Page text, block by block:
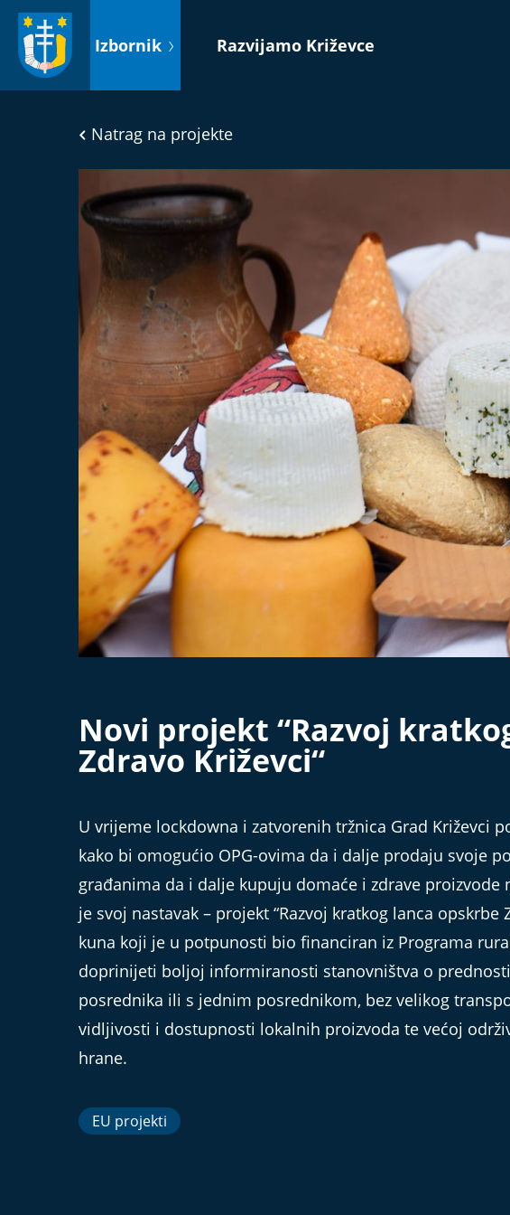
sadržaj
Izbornik Razvijamo Križevce
Natrag na projekte
Novi projekt “Razvoj
Zdravo Križevci“
U vrijeme lockdowna i zatvorenih tržnica Grad Križevci
kako bi omogućio OPG-ovima da i dalje prodaju svoje
građanima da i dalje kupuju domaće i zdrave
je svoj nastavak – projekt “Razvoj kratkog lanca opskrbe
kuna koji je u potpunosti bio financiran iz Programa
doprinijeti boljoj informiranosti stanovništva o
posrednika ili s jednim posrednikom, bez velikog
vidljivosti i dostupnosti lokalnih proizvoda te većoj
hrane.
EU projekti